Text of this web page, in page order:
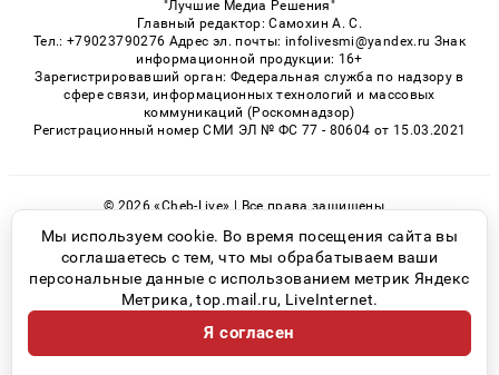
"Лучшие Медиа Решения"
Главный редактор: Самохин А. С.
Тел.: +79023790276 Адрес эл. почты: infolivesmi@yandex.ru Знак
информационной продукции: 16+
Зарегистрировавший орган: Федеральная служба по надзору в
сфере связи, информационных технологий и массовых
коммуникаций (Роскомнадзор)
Регистрационный номер СМИ ЭЛ № ФС 77 - 80604 от 15.03.2021
© 2026 «Cheb-Live» | Все права защищены
Возрастная категория сайта 16+
Политика конфиденциальности
Мы используем cookie. Во время посещения сайта вы
соглашаетесь с тем, что мы обрабатываем ваши
персональные данные с использованием метрик Яндекс
Метрика, top.mail.ru, LiveInternet.
Я согласен